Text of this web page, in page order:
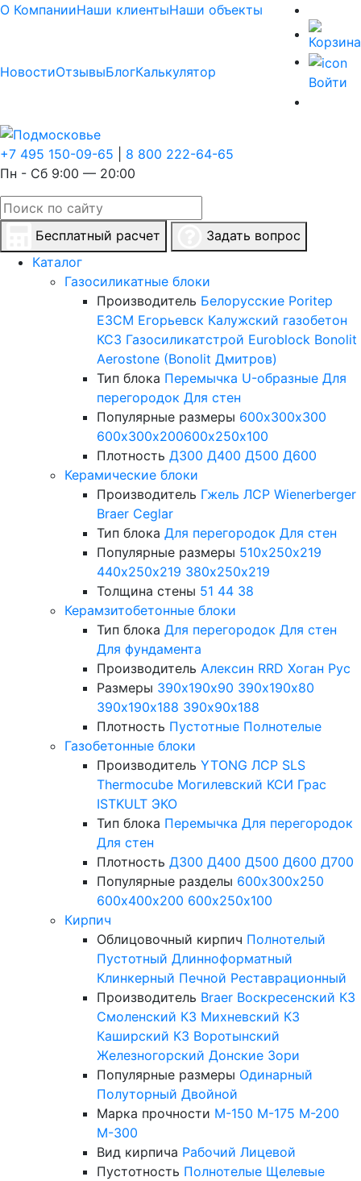
О КомпанииНаши клиентыНаши объекты
НовостиОтзывыБлогКалькулятор
Войти
+7 495 150-09-65
8 800 222-64-65
Пн - Сб 9:00 — 20:00
Бесплатный расчет
Задать вопрос
Каталог
Газосиликатные блоки
Производитель Белорусские Poritep
ЕЗСМ Егорьевск Калужский газобетон
КСЗ Газосиликатстрой Euroblock Bonolit
Aerostone (Bonolit Дмитров)
Тип блока Перемычка U-образные Для
перегородок Для стен
Популярные размеры 600х300х300
600х300х200600х250х100
Плотность Д300 Д400 Д500 Д600
Керамические блоки
Производитель Гжель ЛСР Wienerberger
Braer Ceglar
Тип блока Для перегородок Для стен
Популярные размеры 510х250х219
440х250х219 380х250х219
Толщина стены 51 44 38
Керамзитобетонные блоки
Тип блока Для перегородок Для стен
Для фундамента
Производитель Алексин RRD Хоган Рус
Размеры 390х190х90 390х190х80
390х190х188 390х90х188
Плотность Пустотные Полнотелые
Газобетонные блоки
Производитель YTONG ЛСР SLS
Thermocube Могилевский КСИ Грас
ISTKULT ЭКО
Тип блока Перемычка Для перегородок
Для стен
Плотность Д300 Д400 Д500 Д600 Д700
Популярные разделы 600х300х250
600х400х200 600х250х100
Кирпич
Облицовочный кирпич Полнотелый
Пустотный Длинноформатный
Клинкерный Печной Реставрационный
Производитель Braer Воскресенский КЗ
Смоленский КЗ Михневский КЗ
Каширский КЗ Воротынский
Железногорский Донские Зори
Популярные размеры Одинарный
Полуторный Двойной
Марка прочности М-150 М-175 М-200
М-300
Вид кирпича Рабочий Лицевой
Пустотность Полнотелые Щелевые